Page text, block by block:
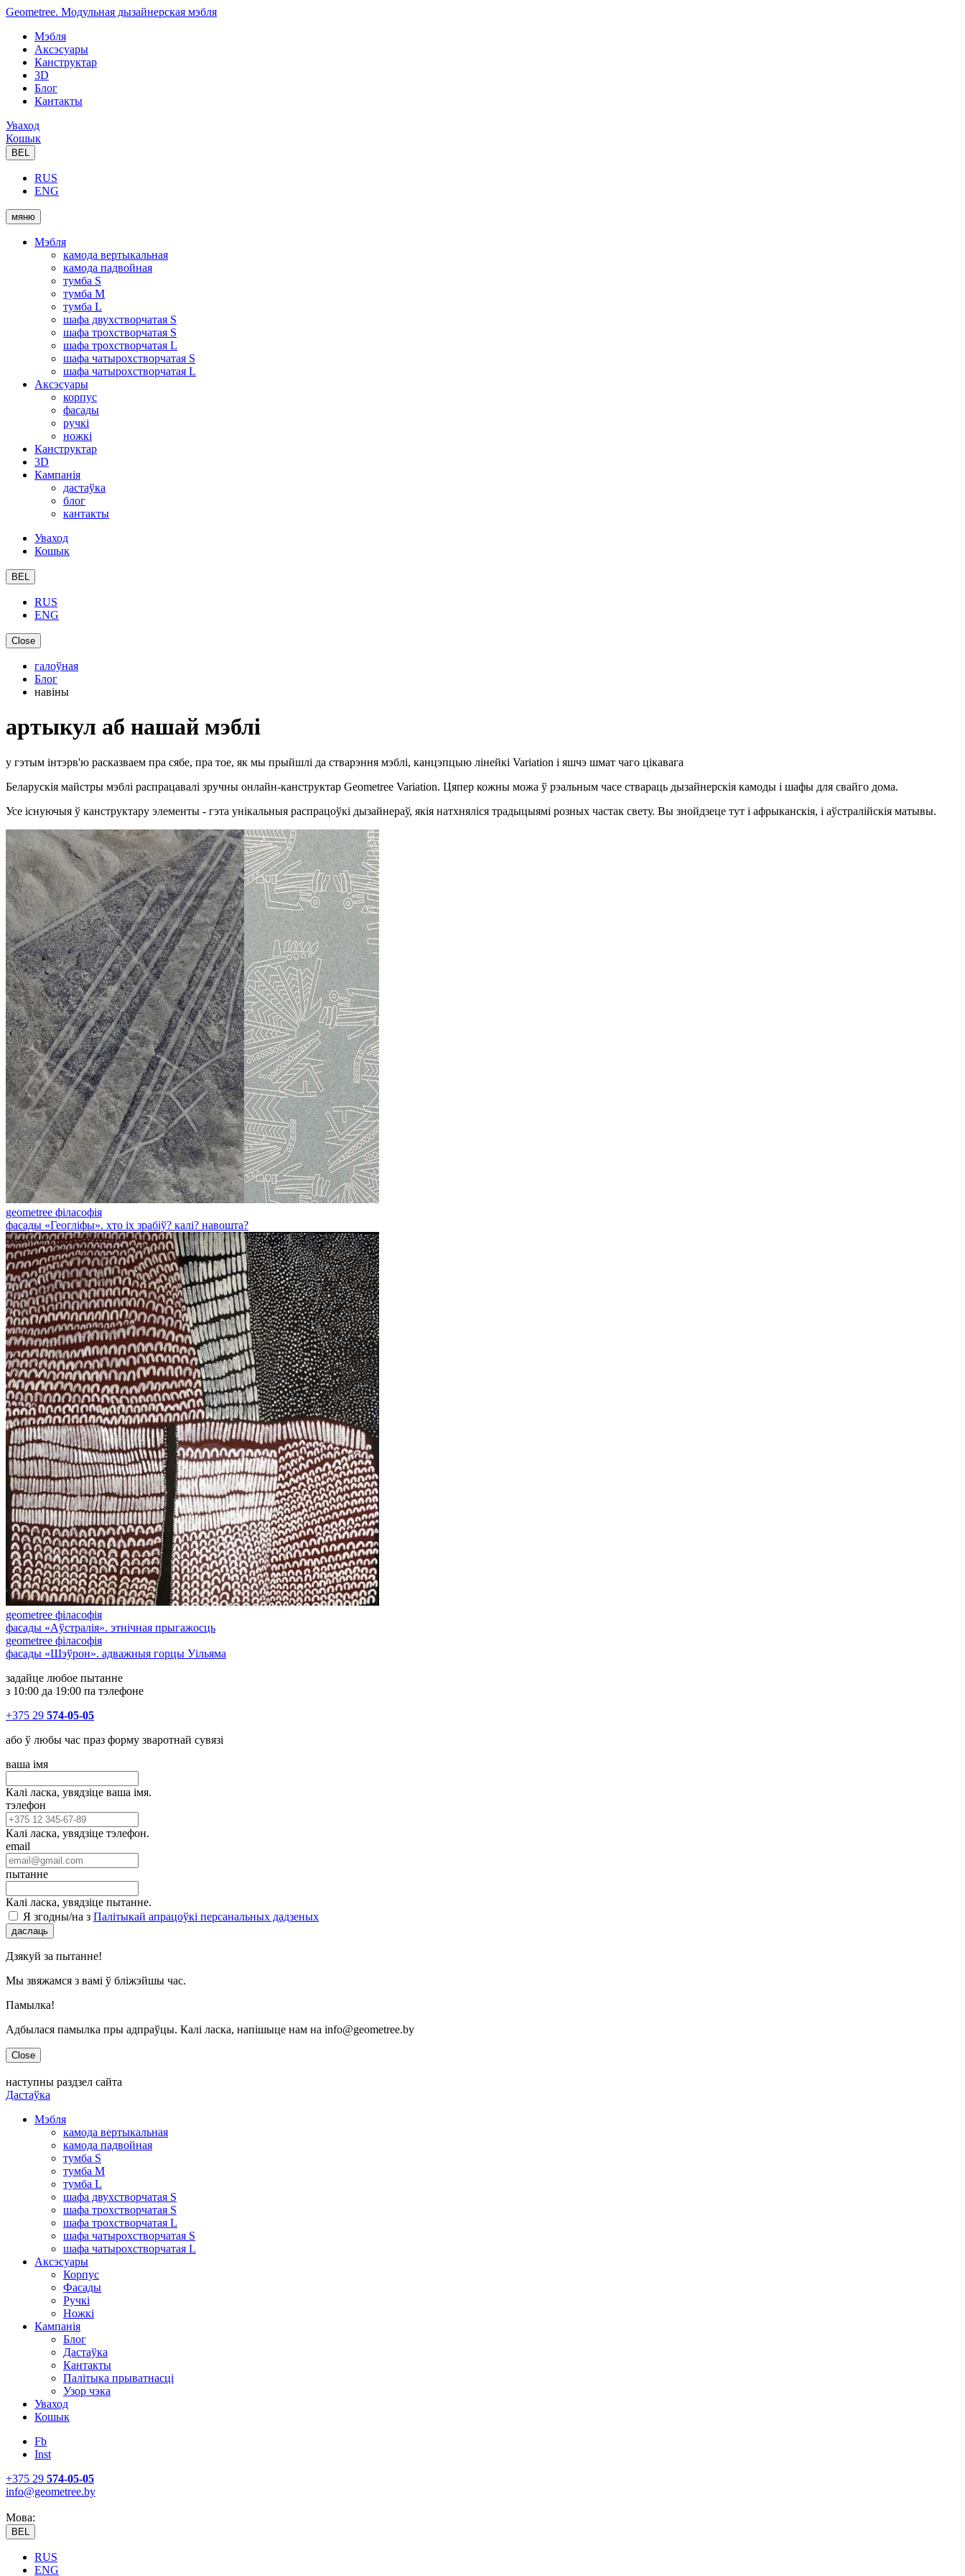
Geometree. Модульная дызайнерская мэбля
Мэбля
Аксэсуары
Канструктар
3D
Блог
Кантакты
Уваход
Кошык
BEL
RUS
ENG
мяню
Мэбля
камода вертыкальная
камода падвойная
тумба S
тумба M
тумба L
шафа двухстворчатая S
шафа трохстворчатая S
шафа трохстворчатая L
шафа чатырохстворчатая S
шафа чатырохстворчатая L
Аксэсуары
корпус
фасады
ручкі
ножкі
Канструктар
3D
Кампанія
дастаўка
блог
кантакты
Уваход
Кошык
BEL
RUS
ENG
Close
галоўная
Блог
навіны
артыкул аб нашай мэблі
у гэтым інтэрв'ю расказваем пра сябе, пра тое, як мы прыйшлі да стварэння мэблі, канцэпцыю лінейкі Variation і яшчэ шмат чаго цікавага
Беларускія майстры мэблі распрацавалі зручны онлайн-канструктар Geometree Variation. Цяпер кожны можа ў рэальным часе ствараць дызайнерскія камоды і шафы для свайго дома.
Усе існуючыя ў канструктару элементы - гэта унікальныя распрацоўкі дызайнераў, якія натхняліся традыцыямі розных частак свету. Вы знойдзеце тут і афрыканскія, і аўстралійскія матывы.
geometree філасофія
фасады «Геогліфы». хто іх зрабіў? калі? навошта?
geometree філасофія
фасады «Аўстралія». этнічная прыгажосць
geometree філасофія
фасады «Шэўрон». адважныя горцы Уільяма
задайце любое пытанне
з 10:00 да 19:00 па тэлефоне
+375 29 574-05-05
або ў любы час праз форму зваротнай сувязі
ваша імя
Калі ласка, увядзіце ваша імя.
тэлефон
Калі ласка, увядзіце тэлефон.
email
пытанне
Калі ласка, увядзіце пытанне.
Я згодны/на з Палітыкай апрацоўкі персанальных дадзеных
даслаць
Дзякуй за пытанне!
Мы звяжамся з вамі ў бліжэйшы час.
Памылка!
Адбылася памылка пры адпраўцы. Калі ласка, напішыце нам на info@geometree.by
Close
наступны раздзел сайта
Дастаўка
Мэбля
камода вертыкальная
камода падвойная
тумба S
тумба M
тумба L
шафа двухстворчатая S
шафа трохстворчатая S
шафа трохстворчатая L
шафа чатырохстворчатая S
шафа чатырохстворчатая L
Аксэсуары
Корпус
Фасады
Ручкі
Ножкі
Кампанія
Блог
Дастаўка
Кантакты
Палітыка прыватнасці
Узор чэка
Уваход
Кошык
Fb
Inst
+375 29 574-05-05
info@geometree.by
Мова:
BEL
RUS
ENG